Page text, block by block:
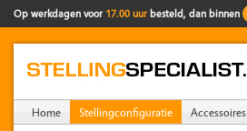
Op werkdagen voor 17.00 uur besteld, dan binnen
Home Stellingconfiguratie Accessoires